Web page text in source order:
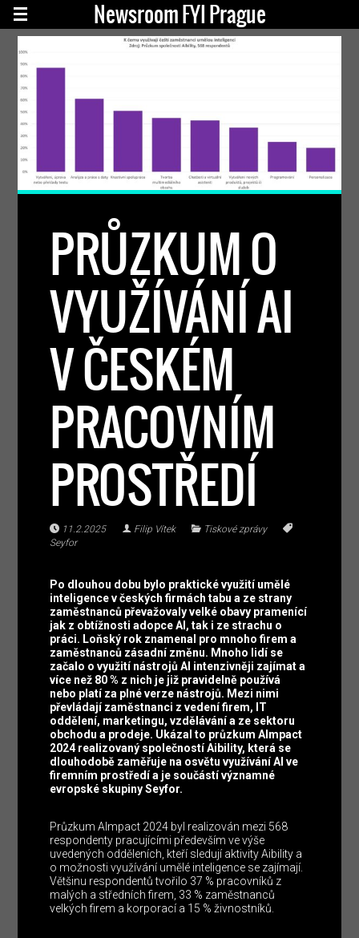
Newsroom FYI Prague
PRŮZKUM O
VYUŽÍVÁNÍ AI
V ČESKÉM
PRACOVNÍM
PROSTŘEDÍ
11.2.2025 Filip Vítek
Tiskové zprávy
Seyfor
Po dlouhou dobu bylo praktické využití umělé
inteligence v českých firmách tabu a ze strany
zaměstnanců převažovaly velké obavy pramenící
jak z obtížnosti adopce AI, tak i ze strachu o
práci. Loňský rok znamenal pro mnoho firem a
zaměstnanců zásadní změnu. Mnoho lidí se
začalo o využití nástrojů AI intenzivněji zajímat a
více než 80 % z nich je již pravidelně používá
nebo platí za plné verze nástrojů. Mezi nimi
převládají zaměstnanci z vedení firem, IT
oddělení, marketingu, vzdělávání a ze sektoru
obchodu a prodeje. Ukázal to průzkum AImpact
2024 realizovaný společností Aibility, která se
dlouhodobě zaměřuje na osvětu využívání AI ve
firemním prostředí a je součástí významné
evropské skupiny Seyfor.
Průzkum AImpact 2024 byl realizován mezi 568
respondenty pracujícími především ve výše
uvedených odděleních, kteří sledují aktivity Aibility a
o možnosti využívání umělé inteligence se zajímají.
Většinu respondentů tvořilo 37 % pracovníků z
malých a středních firem, 33 % zaměstnanců
velkých firem a korporací a 15 % živnostníků.